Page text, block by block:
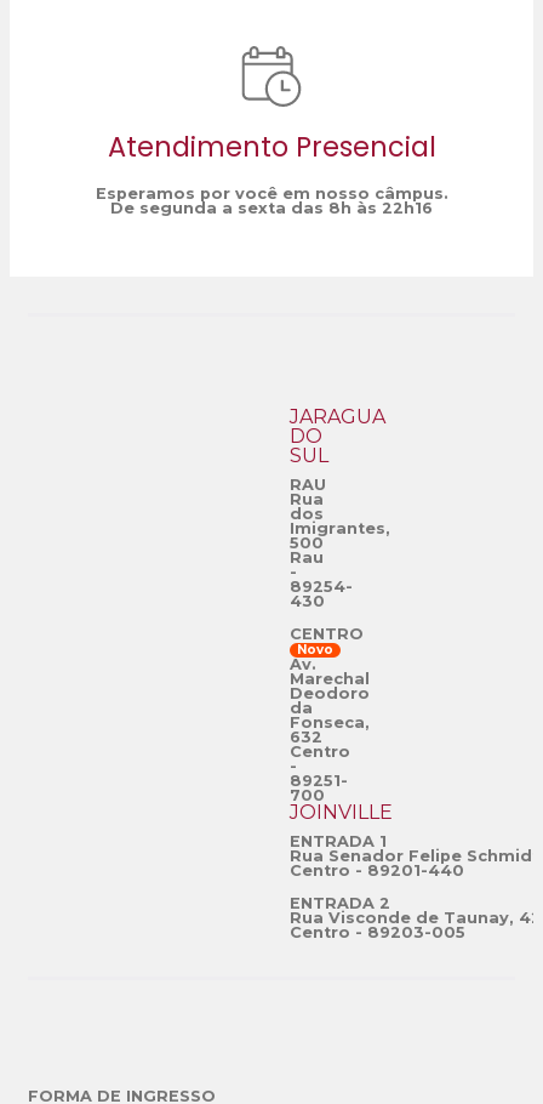
Atendimento Presencial
Esperamos por você em nosso câmpus.
De segunda a sexta das 8h às 22h16
JARAGUÁ
DO
SUL
RAU
Rua
dos
Imigrantes,
500
Rau
-
89254-
430
CENTRO
Novo
Av.
Marechal
Deodoro
da
Fonseca,
632
Centro
-
89251-
700
JOINVILLE
ENTRADA 1
Rua Senador Felipe
Centro - 89201-440
ENTRADA 2
Rua Visconde de Taunay,
Centro - 89203-005
FORMA DE INGRESSO